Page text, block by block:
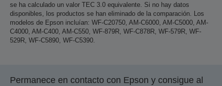
se ha calculado un valor TEC 3.0 equivalente. Si no hay datos
disponibles, los productos se han eliminado de la comparación. Los
modelos de Epson incluían: WF-C20750, AM-C6000, AM-C5000, AM-
C4000, AM-C400, AM-C550, WF-879R, WF-C878R, WF-579R, WF-
529R, WF-C5890, WF-C5390.
Permanece en contacto con Epson y consigue al